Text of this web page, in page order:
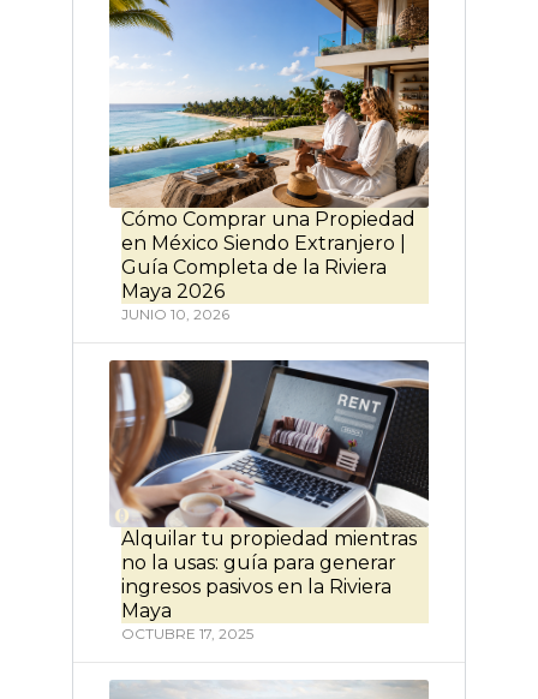
Cómo Comprar una Propiedad
en México Siendo Extranjero |
Guía Completa de la Riviera
Maya 2026
JUNIO 10, 2026
Alquilar tu propiedad mientras
no la usas: guía para generar
ingresos pasivos en la Riviera
Maya
OCTUBRE 17, 2025